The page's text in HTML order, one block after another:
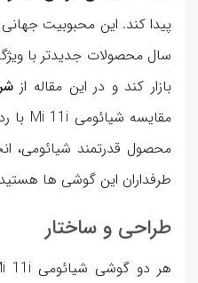
پیدا کند. این محبوبیت
سال محصولات جدیدتر با
بازار کند و در این مقاله از
محصول قدرتمند شیائومی،
طرفداران این گوشی ها هستید؛
طراحی و ساختار